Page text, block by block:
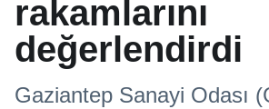
rakamlarını
değerlendirdi
Gaziantep Sanayi Odası